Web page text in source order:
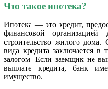
Что такое ипотека?
Ипотека — это кредит,
финансовой
строительство жилого дома.
вида кредита заключается
залогом. Если заемщик не
выплате кредита, банк
имущество.